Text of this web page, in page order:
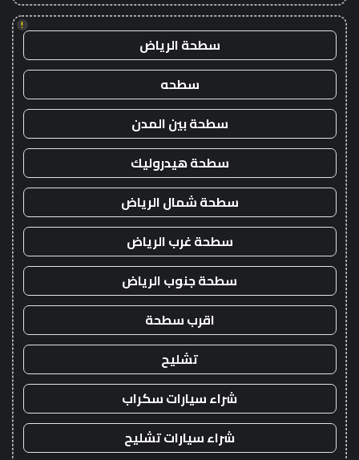
!
سطحة الرياض
سطحه
سطحة بين المدن
سطحة هيدروليك
سطحة شمال الرياض
سطحة غرب الرياض
سطحة جنوب الرياض
اقرب سطحة
تشليح
شراء سيارات سكراب
شراء سيارات تشليح